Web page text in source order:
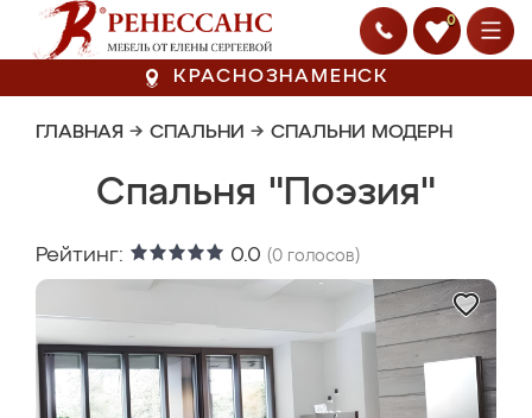
0
КРАСНОЗНАМЕНСК
ГЛАВНАЯ → СПАЛЬНИ → СПАЛЬНИ МОДЕРН
Спальня "Поэзия"
Рейтинг: 0.0 (0 голосов)